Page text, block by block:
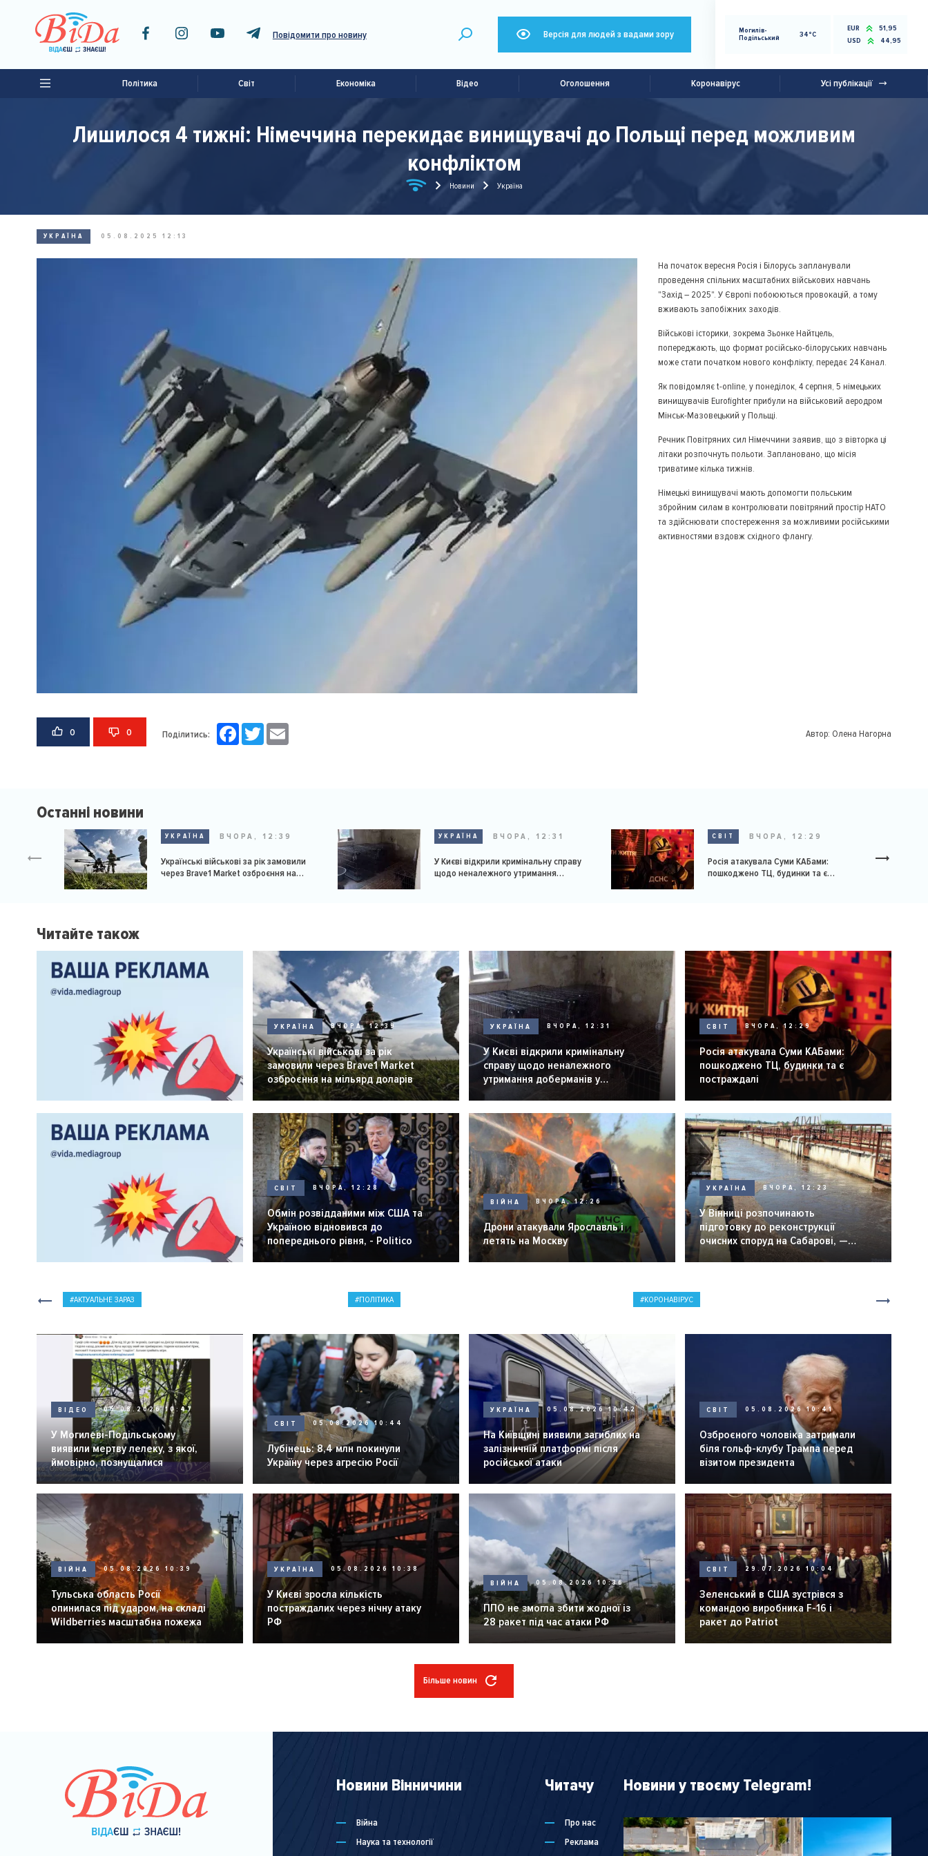
Повідомити про новину Версія для людей з вадами зору
Могилів-
Подільський
34°C
EUR
51,95
USD
44,95
Політика Світ Економіка Відео Оголошення Коронавірус Усі публікації
Лишилося 4 тижні: Німеччина перекидає винищувачі до Польщі перед можливим
конфліктом
Новини Україна
УКРАЇНА 05.08.2025 12:13
На початок вересня Росія і Білорусь запланували
проведення спільних масштабних військових навчань
"Захід – 2025". У Європі побоюються провокацій, а тому
вживають запобіжних заходів.
Військові історики, зокрема Зьонке Найтцель,
попереджають, що формат російсько-білоруських навчань
може стати початком нового конфлікту, передає 24 Канал.
Як повідомляє t-online, у понеділок, 4 серпня, 5 німецьких
винищувачів Eurofighter прибули на військовий аеродром
Мінськ-Мазовецький у Польщі.
Речник Повітряних сил Німеччини заявив, що з вівторка ці
літаки розпочнуть польоти. Заплановано, що місія
триватиме кілька тижнів.
Німецькі винищувачі мають допомогти польським
збройним силам в контролювати повітряний простір НАТО
та здійснювати спостереження за можливими російськими
активностями вздовж східного флангу.
0 0 Поділитись: FacebookTwitter Автор: Олена Нагорна
Останні новини
УКРАЇНА ВЧОРА, 12:39
Українські військові за рік замовили
через Brave1 Market озброєння на
УКРАЇНА ВЧОРА, 12:31
У Києві відкрили кримінальну справу
щодо неналежного утримання
СВІТ ВЧОРА, 12:29
Росія атакувала Суми КАБами:
пошкоджено ТЦ, будинки та є
Читайте також
УКРАЇНА ВЧОРА, 12:39
Українські військові за рік
замовили через Brave1 Market
озброєння на мільярд доларів
УКРАЇНА ВЧОРА, 12:31
У Києві відкрили кримінальну
справу щодо неналежного
утримання доберманів у
розпліднику
СВІТ ВЧОРА, 12:29
Росія атакувала Суми КАБами:
пошкоджено ТЦ, будинки та є
постраждалі
СВІТ ВЧОРА, 12:28
Обмін розвідданими між США та
Україною відновився до
попереднього рівня, - Politico
ВІЙНА ВЧОРА, 12:26
Дрони атакували Ярославль і
летять на Москву
УКРАЇНА ВЧОРА, 12:23
У Вінниці розпочинають
підготовку до реконструкції
очисних споруд на Сабарові, —
мер Вінниці.
АКТУАЛЬНЕ ЗАРАЗ ПОЛІТИКА КОРОНАВІРУС
ВІДЕО 05.08.2026 10:47
У Могилеві-Подільському
виявили мертву лелеку, з якої,
ймовірно, познущалися
СВІТ 05.08.2026 10:44
Лубінець: 8,4 млн покинули
Україну через агресію Росії
УКРАЇНА 05.08.2026 10:42
На Київщині виявили загиблих на
залізничній платформі після
російської атаки
СВІТ 05.08.2026 10:41
Озброєного чоловіка затримали
біля гольф-клубу Трампа перед
візитом президента
ВІЙНА 05.08.2026 10:39
Тульська область Росії
опинилася під ударом, на складі
Wildberries масштабна пожежа
УКРАЇНА 05.08.2026 10:38
У Києві зросла кількість
постраждалих через нічну атаку
РФ
ВІЙНА 05.08.2026 10:36
ППО не змогла збити жодної із
28 ракет під час атаки РФ
СВІТ 29.07.2026 10:04
Зеленський в США зустрівся з
командою виробника F-16 і
ракет до Patriot
Більше новин
Новини Вінничини
Війна
Наука та технології
Читачу
Про нас
Реклама
Новини у твоєму Telegram!